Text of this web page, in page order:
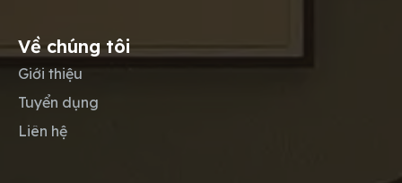
Về chúng tôi
Giới thiệu
Tuyển dụng
Liên hệ